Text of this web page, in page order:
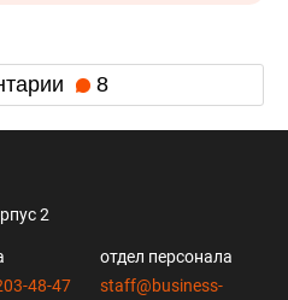
8
2
48-47
отдел персонала
staff@business-